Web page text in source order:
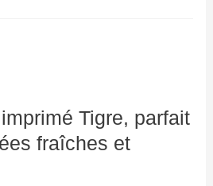
Tigre, parfait
fraîches et